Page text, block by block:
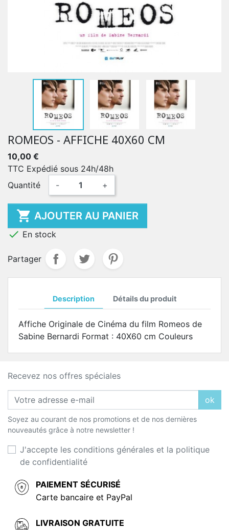
ROMEOS - AFFICHE 40X60 CM
10,00 €
TTC Expédié sous 24h/48h
Quantité
- +
 AJOUTER AU PANIER
 En stock
Partager
Description Détails du produit
Affiche Originale de Cinéma du film Romeos de
Sabine Bernardi Format : 40X60 cm Couleurs
Recevez nos offres spéciales
ok
Soyez au courant de nos promotions et de nos dernières
nouveautés grâce à notre newsletter !
J'accepte les conditions générales et la politique
de confidentialité
PAIEMENT SÉCURISÉ
Carte bancaire et PayPal
LIVRAISON GRATUITE